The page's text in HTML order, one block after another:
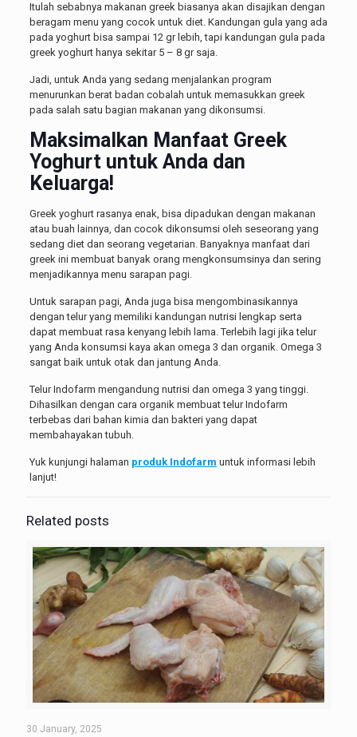
Itulah sebabnya makanan greek biasanya akan disajikan dengan
beragam menu yang cocok untuk diet. Kandungan gula yang ada
pada yoghurt bisa sampai 12 gr lebih, tapi kandungan gula pada
greek yoghurt hanya sekitar 5 – 8 gr saja.
Jadi, untuk Anda yang sedang menjalankan program
menurunkan berat badan cobalah untuk memasukkan greek
pada salah satu bagian makanan yang dikonsumsi.
Maksimalkan Manfaat Greek
Yoghurt untuk Anda dan
Keluarga!
Greek yoghurt rasanya enak, bisa dipadukan dengan makanan
atau buah lainnya, dan cocok dikonsumsi oleh seseorang yang
sedang diet dan seorang vegetarian. Banyaknya manfaat dari
greek ini membuat banyak orang mengkonsumsinya dan sering
menjadikannya menu sarapan pagi.
Untuk sarapan pagi, Anda juga bisa mengombinasikannya
dengan telur yang memiliki kandungan nutrisi lengkap serta
dapat membuat rasa kenyang lebih lama. Terlebih lagi jika telur
yang Anda konsumsi kaya akan omega 3 dan organik. Omega 3
sangat baik untuk otak dan jantung Anda.
Telur Indofarm mengandung nutrisi dan omega 3 yang tinggi.
Dihasilkan dengan cara organik membuat telur Indofarm
terbebas dari bahan kimia dan bakteri yang dapat
membahayakan tubuh.
Yuk kunjungi halaman produk Indofarm untuk informasi lebih
lanjut!
Related posts
30 January, 2025